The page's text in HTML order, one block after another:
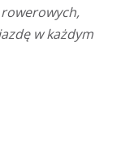
w każdym